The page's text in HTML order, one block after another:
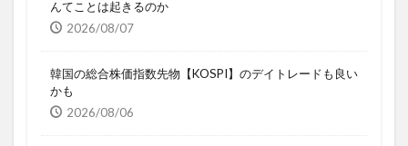
んてことは起きるのか
2026/08/07
韓国の総合株価指数先物【KOSPI】のデイトレードも良い
かも
2026/08/06